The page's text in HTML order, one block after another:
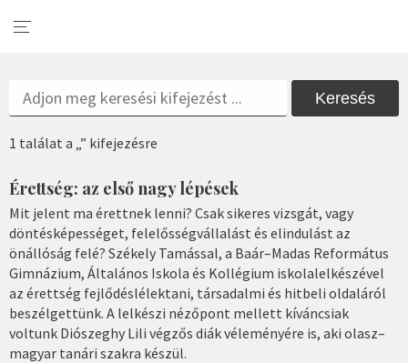
Keresés
1 találat a „” kifejezésre
Érettség: az első nagy lépések
Mit jelent ma érettnek lenni? Csak sikeres vizsgát, vagy
döntésképességet, felelősségvállalást és elindulást az
önállóság felé? Székely Tamással, a Baár–Madas Református
Gimnázium, Általános Iskola és Kollégium iskolalelkészével
az érettség fejlődéslélektani, társadalmi és hitbeli oldaláról
beszélgettünk. A lelkészi nézőpont mellett kíváncsiak
voltunk Diószeghy Lili végzős diák véleményére is, aki olasz–
magyar tanári szakra készül.